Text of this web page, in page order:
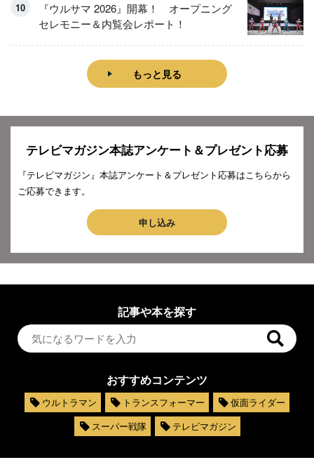
『ウルサマ 2026』開幕！ オープニング
セレモニー＆内覧会レポート！
もっと見る
テレビマガジン本誌アンケート＆プレゼント応募
『テレビマガジン』本誌アンケート＆プレゼント応募はこちらから
ご応募できます。
申し込み
記事や本を探す
おすすめコンテンツ
ウルトラマン トランスフォーマー
仮面ライダー
スーパー戦隊
テレビマガジン